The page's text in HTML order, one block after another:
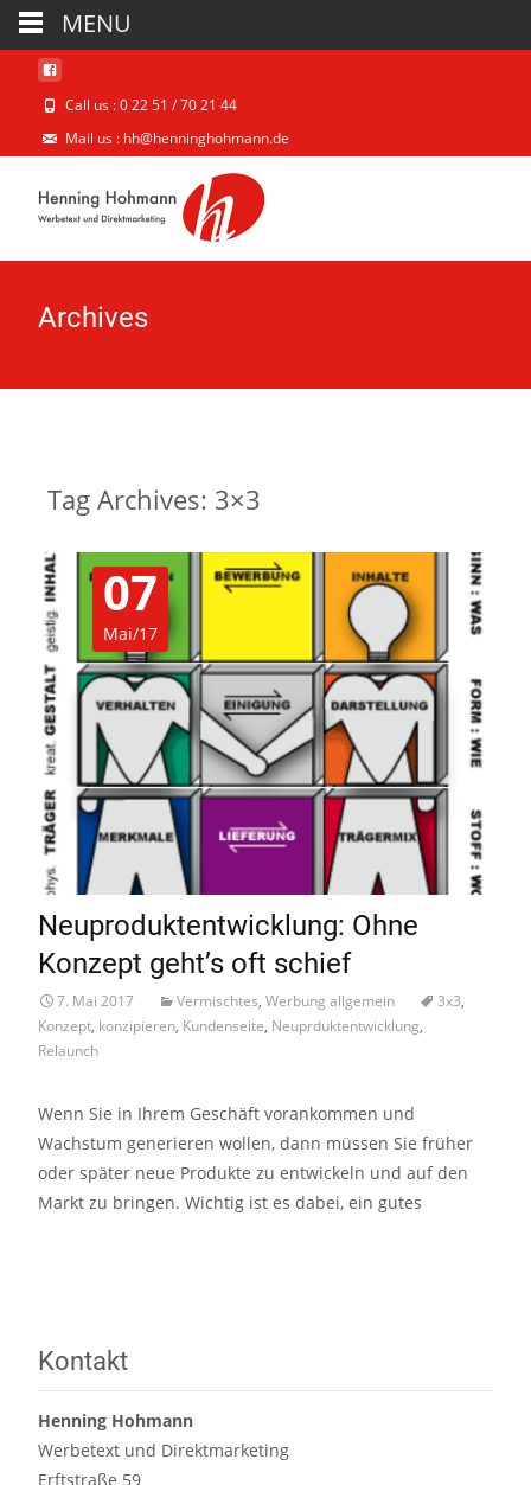
Call us : 0 22 51 / 70 21 44
Mail us : hh@henninghohmann.de
Archives
Tag Archives: 3×3
07
Mai/17
Neuproduktentwicklung: Ohne
Konzept geht’s oft schief
7. Mai 2017 Vermischtes, Werbung allgemein 3x3,
Konzept, konzipieren, Kundenseite, Neuprduktentwicklung,
Relaunch
Wenn Sie in Ihrem Geschäft vorankommen und
Wachstum generieren wollen, dann müssen Sie früher
oder später neue Produkte zu entwickeln und auf den
Markt zu bringen. Wichtig ist es dabei, ein gutes
Kontakt
Henning Hohmann
Werbetext und Direktmarketing
Erftstraße 59
MENU